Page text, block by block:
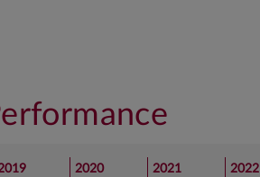
2020 2021 2022